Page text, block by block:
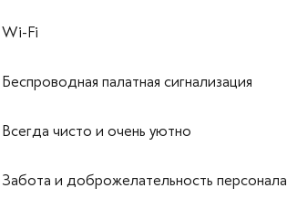
Wi-Fi
Беспроводная палатная сигнализация
Всегда чисто и очень уютно
Забота и доброжелательность персонала